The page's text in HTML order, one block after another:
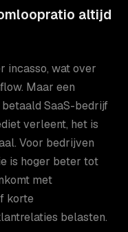
altijd
incasso, wat over
Maar een
SaaS-bedrijf
verleent, het is
Voor bedrijven
is hoger beter tot
met
korte
belasten.